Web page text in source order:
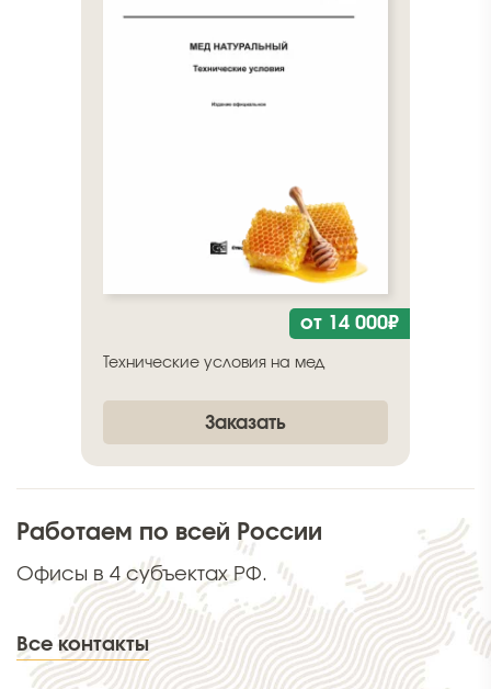
от 14 000₽
Технические условия на мед
Заказать
Работаем по всей России
Офисы в 4 субъектах РФ.
Все контакты